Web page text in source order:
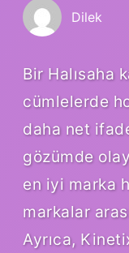
Dilek
Bir Halısaha
cümlelerde
daha net
gözümde
en iyi marka
markalar
Ayrıca,